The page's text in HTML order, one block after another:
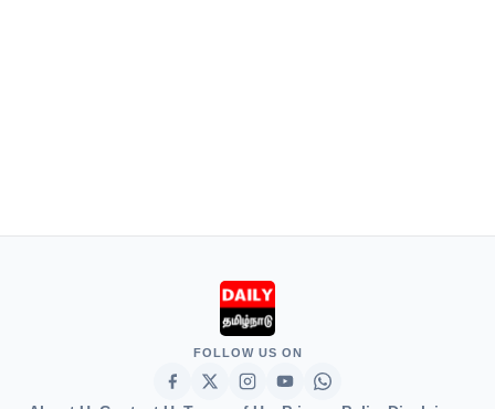
FOLLOW US ON